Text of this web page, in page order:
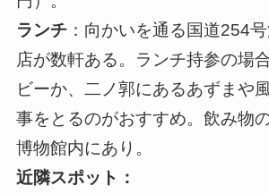
ランチ：向かいを通る国道254
店が数軒ある。ランチ持参の場
ビーか、二ノ郭にあるあずまや
事をとるのがおすすめ。飲み物
博物館内にあり。
近隣スポット：